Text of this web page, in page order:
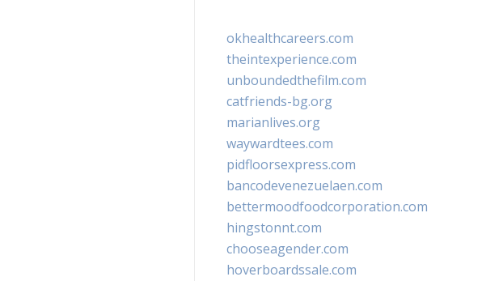
okhealthcareers.com
theintexperience.com
unboundedthefilm.com
catfriends-bg.org
marianlives.org
waywardtees.com
pidfloorsexpress.com
bancodevenezuelaen.com
bettermoodfoodcorporation.com
hingstonnt.com
chooseagender.com
hoverboardssale.com